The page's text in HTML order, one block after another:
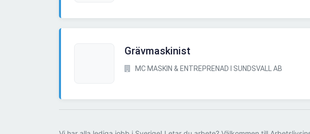
Grävmaskinist
MC MASKIN & ENTREPRENAD I SUNDSVALL AB